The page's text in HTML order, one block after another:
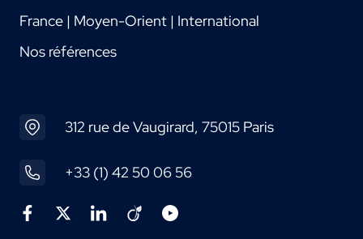
France | Moyen-Orient | International
Nos références
312 rue de Vaugirard, 75015 Paris
+33 (1) 42 50 06 56